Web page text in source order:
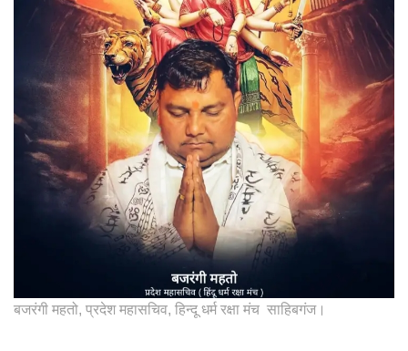
बजरंगी महतो, प्रदेश महासचिव, हिन्दू धर्म रक्षा मंच साहिबगंज।